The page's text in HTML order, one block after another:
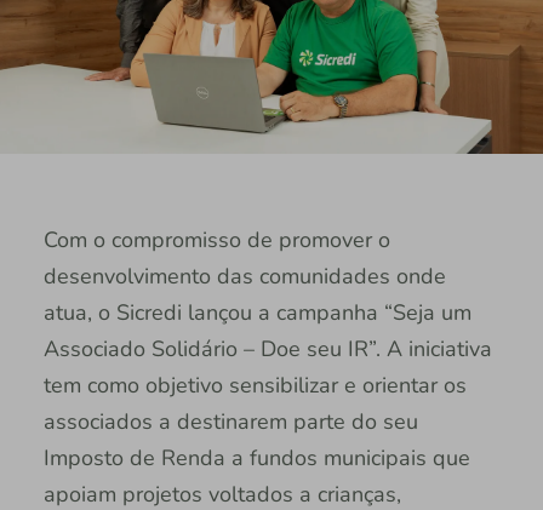
Com o compromisso de promover o
desenvolvimento das comunidades onde
atua, o Sicredi lançou a campanha “Seja um
Associado Solidário – Doe seu IR”. A iniciativa
tem como objetivo sensibilizar e orientar os
associados a destinarem parte do seu
Imposto de Renda a fundos municipais que
apoiam projetos voltados a crianças,